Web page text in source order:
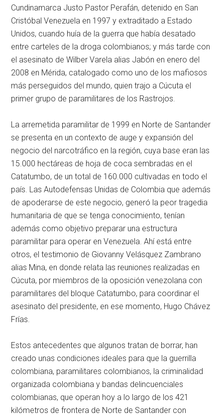
Cundinamarca Justo Pastor Perafán, detenido en San
Cristóbal Venezuela en 1997 y extraditado a Estado
Unidos, cuando huía de la guerra que había desatado
entre carteles de la droga colombianos; y más tarde con
el asesinato de Wilber Varela alias Jabón en enero del
2008 en Mérida, catalogado como uno de los mafiosos
más perseguidos del mundo, quien trajo a Cúcuta el
primer grupo de paramilitares de los Rastrojos.
La arremetida paramilitar de 1999 en Norte de Santander
se presenta en un contexto de auge y expansión del
negocio del narcotráfico en la región, cuya base eran las
15.000 hectáreas de hoja de coca sembradas en el
Catatumbo, de un total de 160.000 cultivadas en todo el
país. Las Autodefensas Unidas de Colombia que además
de apoderarse de este negocio, generó la peor tragedia
humanitaria de que se tenga conocimiento, tenían
además como objetivo preparar una estructura
paramilitar para operar en Venezuela. Ahí está entre
otros, el testimonio de Giovanny Velásquez Zambrano
alias Mina, en donde relata las reuniones realizadas en
Cúcuta, por miembros de la oposición venezolana con
paramilitares del bloque Catatumbo, para coordinar el
asesinato del presidente, en ese momento, Hugo Chávez
Frías.
Estos antecedentes que algunos tratan de borrar, han
creado unas condiciones ideales para que la guerrilla
colombiana, paramilitares colombianos, la criminalidad
organizada colombiana y bandas delincuenciales
colombianas, que operan hoy a lo largo de los 421
kilómetros de frontera de Norte de Santander con